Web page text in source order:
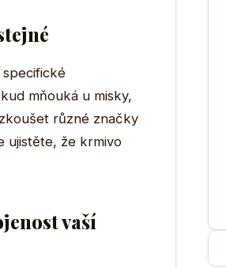
mňouká u misky,
různé značky
ujistěte, že krmivo
vaší